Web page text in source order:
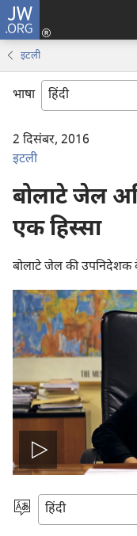
JW.ORG
इटली
भाषा
2 दिसंबर, 2016
इटली
बोलाटे जेल
एक हिस्सा
बोलाटे जेल की
वीडियो
चलाइए
भाषा